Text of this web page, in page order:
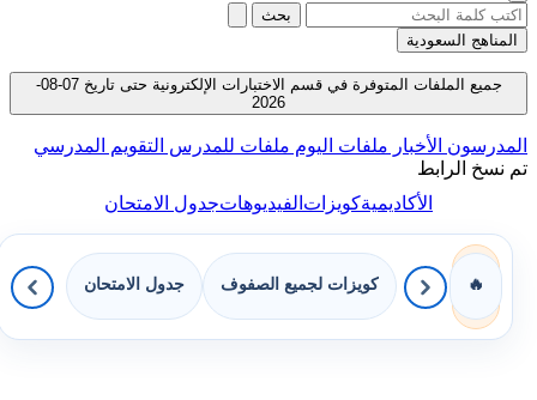
بحث
المناهج السعودية
جميع الملفات المتوفرة في قسم الاختبارات الإلكترونية حتى تاريخ 07-08-
2026
المدرسون الأخبار ملفات اليوم ملفات للمدرس التقويم المدرسي
تم نسخ الرابط
الأكاديميةكويزاتالفيديوهاتجدول الامتحان
🔥 كويزات لجميع الصفوف جدول الامتحان